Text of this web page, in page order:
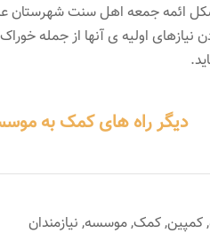
ائمه جمعه اهل سنت شهرستان
نیازهای اولیه ی آنها از جمله
دیگر راه های کمک به
,کمپین,کمک,موسسه, نیازمندان